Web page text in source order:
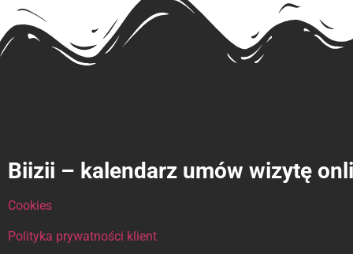
Biizii – kalendarz umów wizytę
Cookies
Polityka prywatności klient